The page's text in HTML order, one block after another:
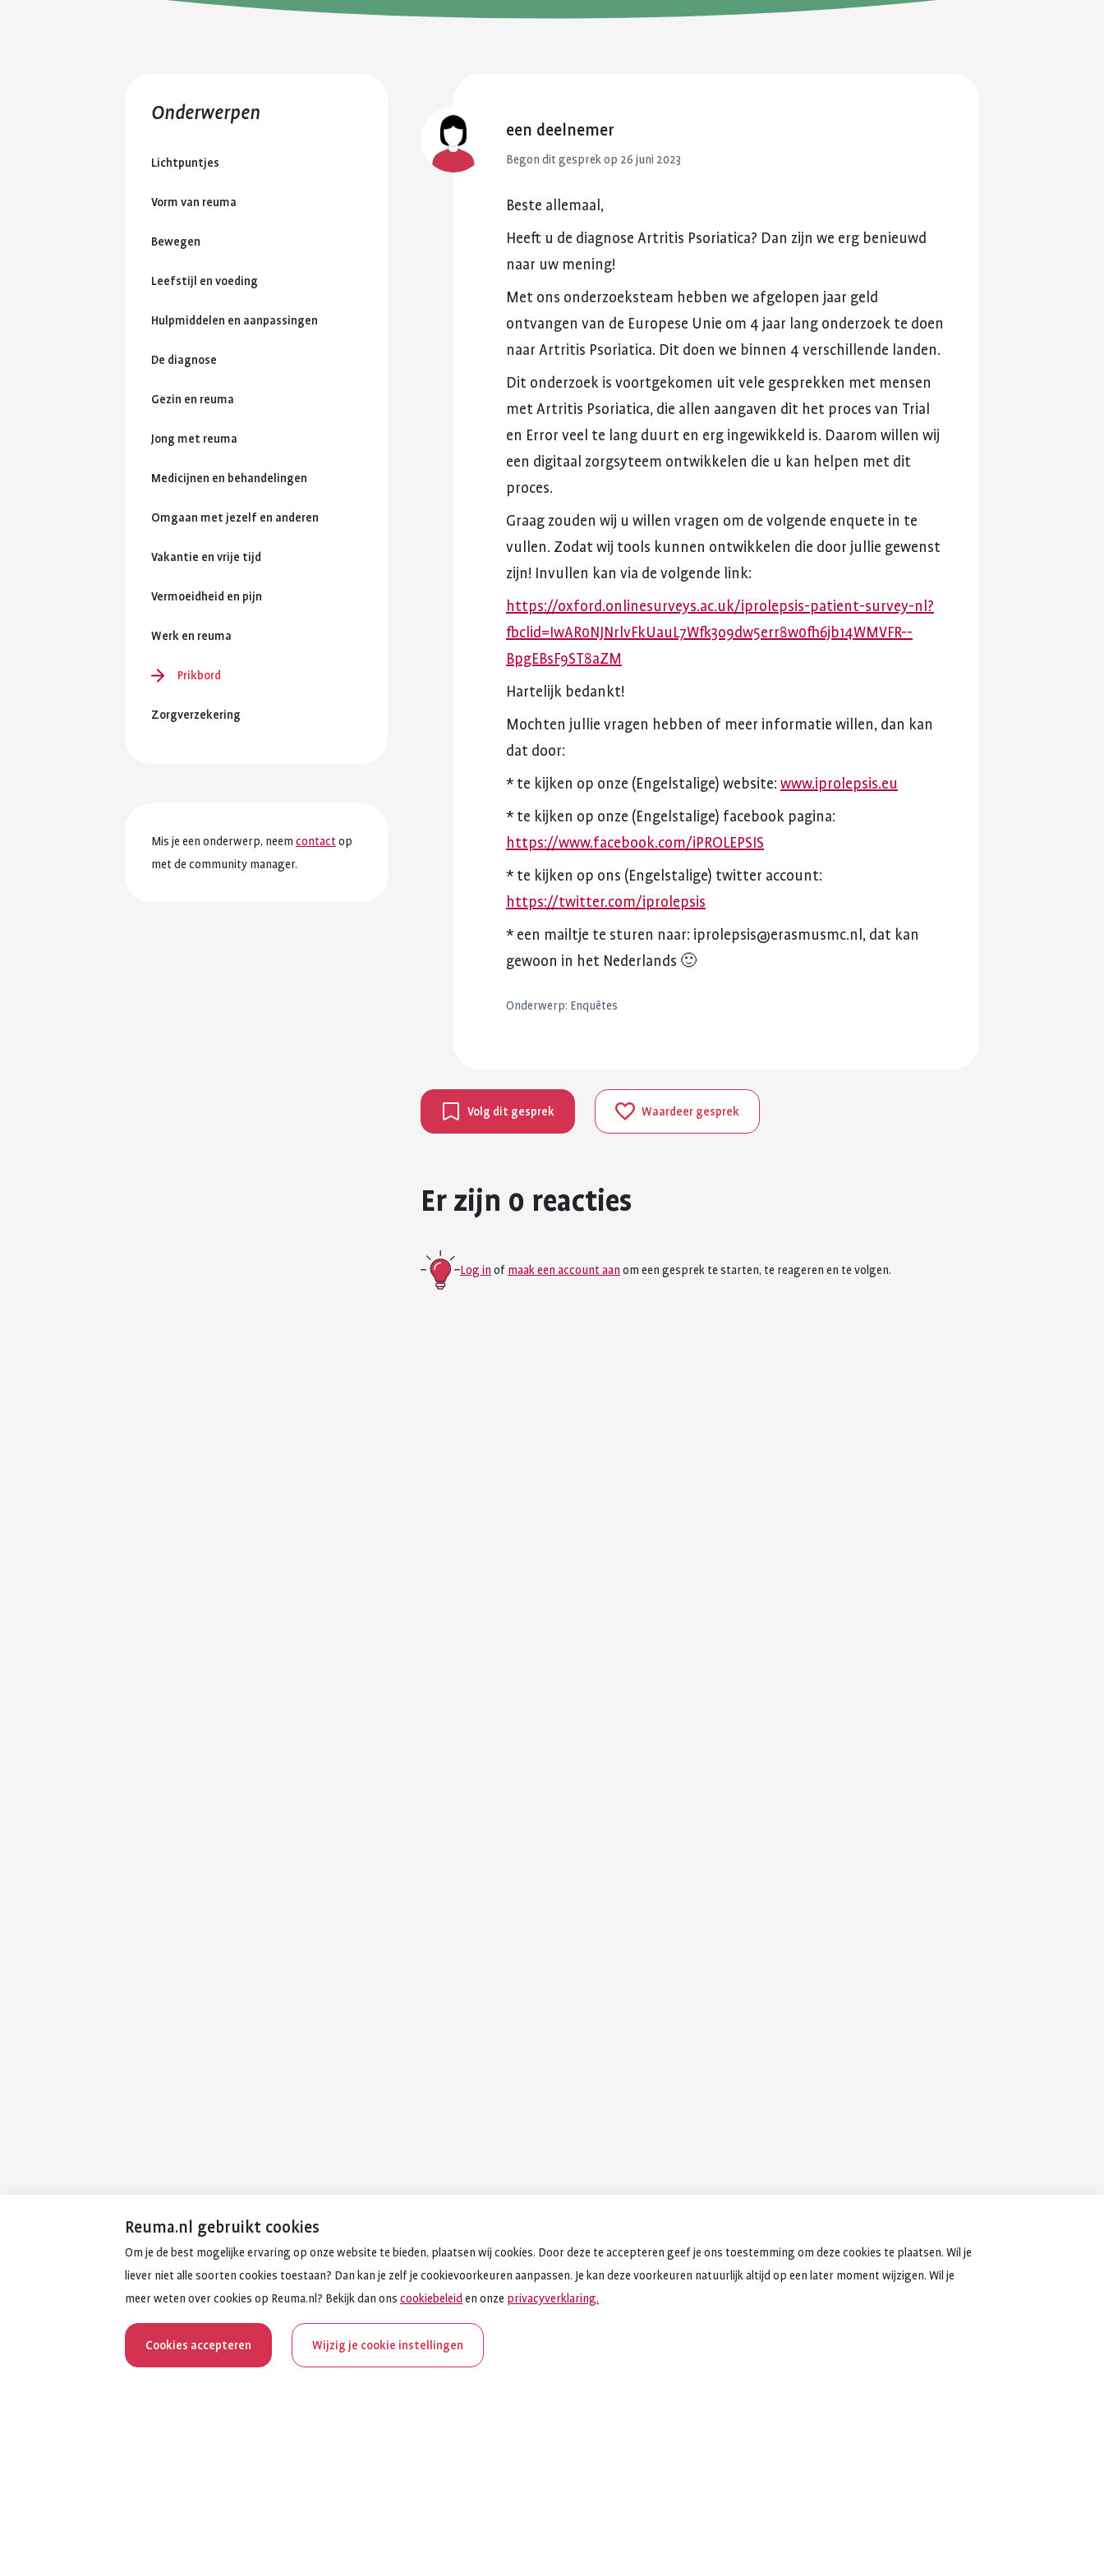
Reuma.nl gebruikt cookies
Om je de best mogelijke ervaring op onze website te bieden, plaatsen wij cookies. Door deze te accepteren geef je ons toestemming om deze cookies te plaatsen. Wil je
liever niet alle soorten cookies toestaan? Dan kan je zelf je cookievoorkeuren aanpassen. Je kan deze voorkeuren natuurlijk altijd op een later moment wijzigen. Wil je
meer weten over cookies op Reuma.nl? Bekijk dan ons cookiebeleid en onze privacyverklaring.
Cookies accepteren Wijzig je cookie instellingen
deze eerste periode om kunt
Appwijzer
weerstand te versterken.
Onderwerpen
Lichtpuntjes
Vorm van reuma
Bewegen
Leefstijl en voeding
Hulpmiddelen en aanpassingen
De diagnose
Gezin en reuma
Jong met reuma
Medicijnen en behandelingen
Omgaan met jezelf en anderen
Vakantie en vrije tijd
Vermoeidheid en pijn
Werk en reuma
Prikbord
Zorgverzekering
Mis je een onderwerp, neem contactop
met de community manager.
een deelnemer
Begon dit gesprek op 26 juni 2023
Beste allemaal,
Heeft u de diagnose Artritis Psoriatica? Dan zijn we erg benieuwd
naar uw mening!
Met ons onderzoeksteam hebben we afgelopen jaar geld
ontvangen van de Europese Unie om 4 jaar lang onderzoek te doen
naar Artritis Psoriatica. Dit doen we binnen 4 verschillende landen.
Dit onderzoek is voortgekomen uit vele gesprekken met mensen
met Artritis Psoriatica, die allen aangaven dit het proces van Trial
en Error veel te lang duurt en erg ingewikkeld is. Daarom willen wij
een digitaal zorgsyteem ontwikkelen die u kan helpen met dit
proces.
Graag zouden wij u willen vragen om de volgende enquete in te
vullen. Zodat wij tools kunnen ontwikkelen die door jullie gewenst
zijn! Invullen kan via de volgende link:
https://oxford.onlinesurveys.ac.uk/iprolepsis-patient-survey-nl?
fbclid=IwAR0NJNrlvFkUauL7Wfk3o9dw5err8w0fh6jb14WMVFR--
BpgEBsF9ST8aZM
Hartelijk bedankt!
Mochten jullie vragen hebben of meer informatie willen, dan kan
dat door:
* te kijken op onze (Engelstalige) website: www.iprolepsis.eu
* te kijken op onze (Engelstalige) facebook pagina:
https://www.facebook.com/iPROLEPSIS
* te kijken op ons (Engelstalige) twitter account:
https://twitter.com/iprolepsis
* een mailtje te sturen naar: iprolepsis@erasmusmc.nl, dat kan
gewoon in het Nederlands 🙂
Onderwerp: Enquêtes
Volg dit gesprek Waardeer gesprek
Er zijn 0 reacties
Log in of maak een account aan om een gesprek te starten, te reageren en te volgen.